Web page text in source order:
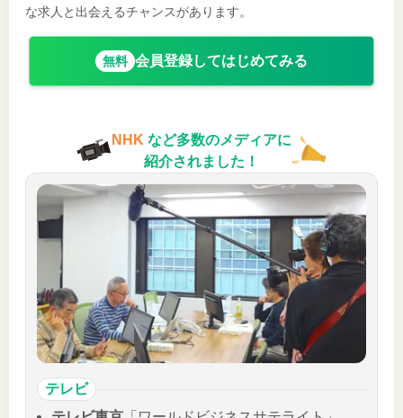
な求人と出会えるチャンスがあります。
無料 会員登録してはじめてみる
NHK など多数のメディアに
紹介されました！
テレビ